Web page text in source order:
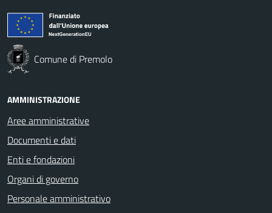
Comune di Premolo
AMMINISTRAZIONE
Aree amministrative
Documenti e dati
Enti e fondazioni
Organi di governo
Personale amministrativo